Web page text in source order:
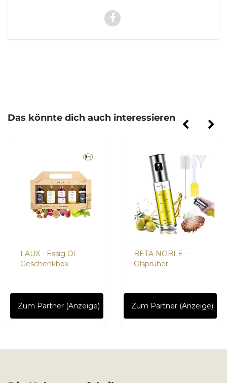
Das könnte dich auch interessieren
LAUX - Essig Öl
Geschenkbox
Zum Partner (Anzeige)
BETA NOBLE -
Ölsprüher
Zum Partner (Anzeige)